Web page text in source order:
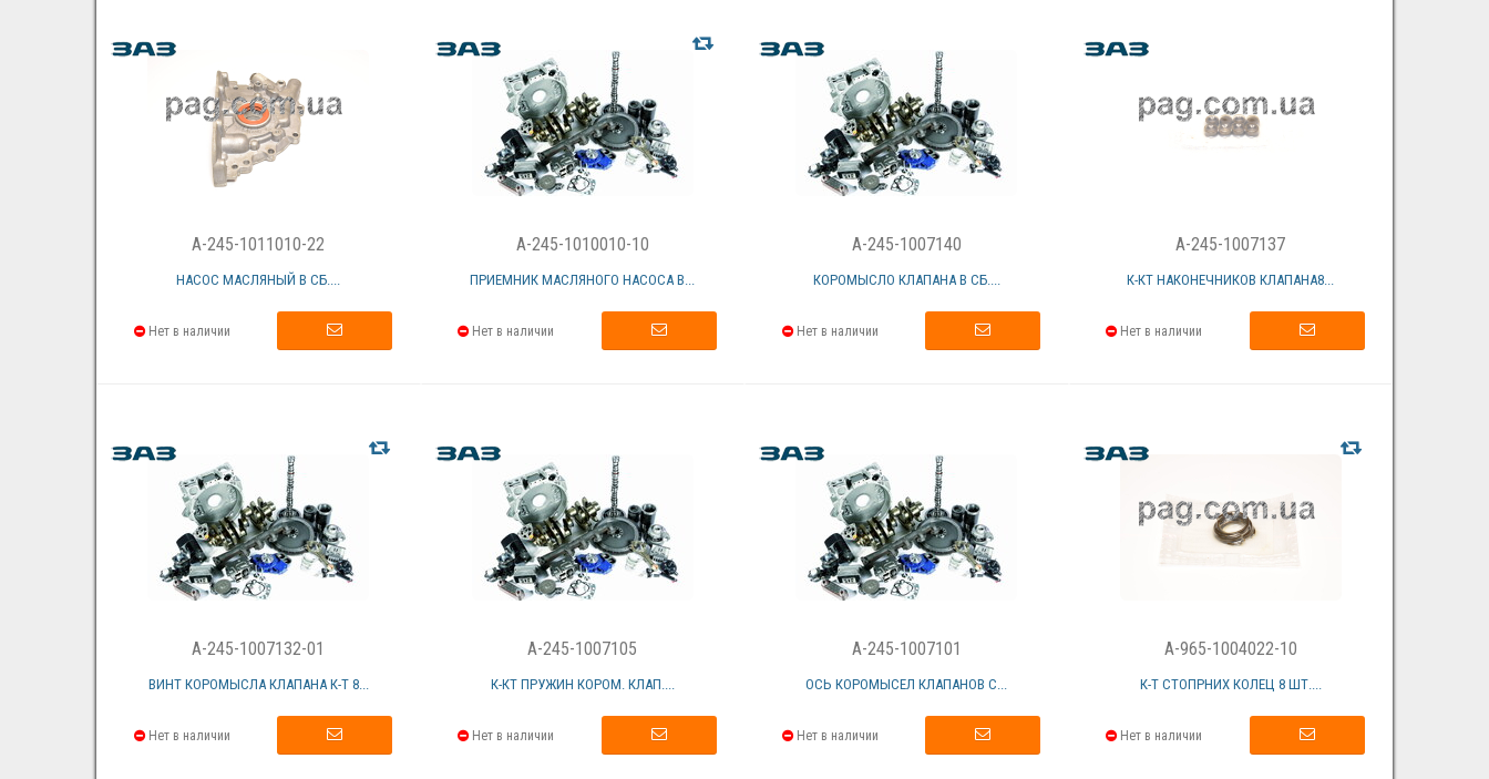
A-245-1011010-22
НАСОС МАСЛЯНЫЙ В СБ....
Нет в наличии
A-245-1010010-10
ПРИЕМНИК МАСЛЯНОГО НАСОСА В...
Нет в наличии
A-245-1007140
КОРОМЫСЛО КЛАПАНА В СБ....
Нет в наличии
A-245-1007137
К-КТ НАКОНЕЧНИКОВ КЛАПАНА8...
Нет в наличии
A-245-1007132-01
ВИНТ КОРОМЫСЛА КЛАПАНА К-Т 8...
Нет в наличии
A-245-1007105
К-КТ ПРУЖИН КОРОМ. КЛАП....
Нет в наличии
A-245-1007101
ОСЬ КОРОМЫСЕЛ КЛАПАНОВ С...
Нет в наличии
A-965-1004022-10
К-Т СТОПРНИХ КОЛЕЦ 8 ШТ....
Нет в наличии